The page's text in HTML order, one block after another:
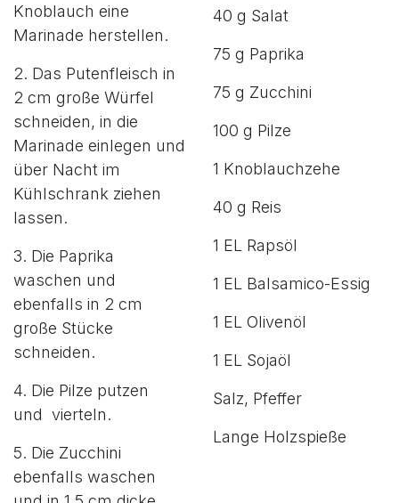
Knoblauch eine
Marinade herstellen.
2. Das Putenfleisch in
2 cm große Würfel
schneiden, in die
Marinade einlegen und
über Nacht im
Kühlschrank ziehen
lassen.
3. Die Paprika
waschen und
ebenfalls in 2 cm
große Stücke
schneiden.
4. Die Pilze putzen
und vierteln.
5. Die Zucchini
ebenfalls waschen
40 g Salat
75 g Paprika
75 g Zucchini
100 g Pilze
1 Knoblauchzehe
40 g Reis
1 EL Rapsöl
1 EL Balsamico-Essig
1 EL Olivenöl
1 EL Sojaöl
Salz, Pfeffer
Lange Holzspieße